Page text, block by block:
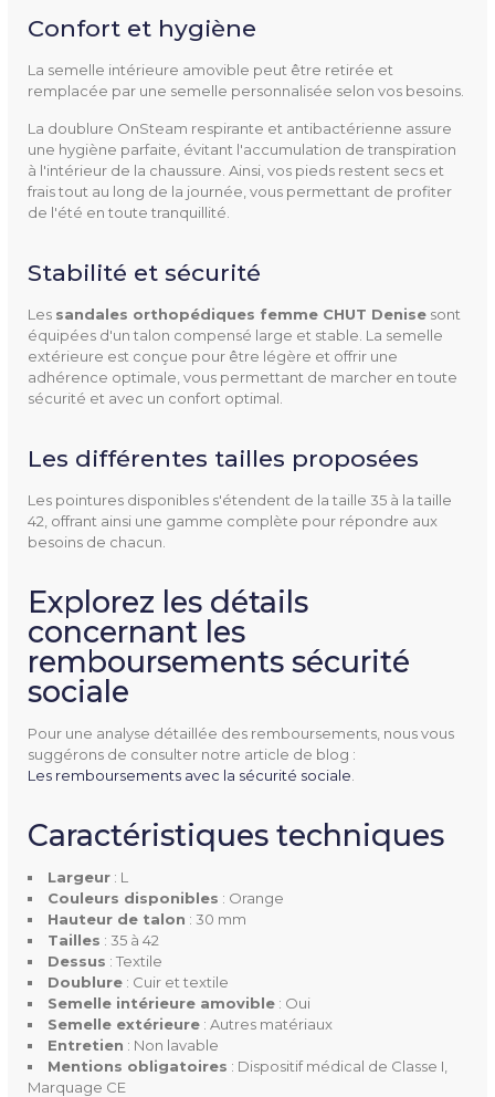
Confort et hygiène
La semelle intérieure amovible peut être retirée et
remplacée par une semelle personnalisée selon vos besoins.
La doublure OnSteam respirante et antibactérienne assure
une hygiène parfaite, évitant l'accumulation de transpiration
à l'intérieur de la chaussure. Ainsi, vos pieds restent secs et
frais tout au long de la journée, vous permettant de profiter
de l'été en toute tranquillité.
Stabilité et sécurité
Les sandales orthopédiques femme CHUT Denisesont
équipées d'un talon compensé large et stable. La semelle
extérieure est conçue pour être légère et offrir une
adhérence optimale, vous permettant de marcher en toute
sécurité et avec un confort optimal.
Les différentes tailles proposées
Les pointures disponibles s'étendent de la taille 35 à la taille
42, offrant ainsi une gamme complète pour répondre aux
besoins de chacun.
Explorez les détails
concernant les
remboursements sécurité
sociale
Pour une analyse détaillée des remboursements, nous vous
suggérons de consulter notre article de blog :
Les remboursements avec la sécurité sociale
Caractéristiques techniques
Largeur: L
Couleurs disponibles : Orange
Hauteur de talon : 30 mm
Tailles : 35 à 42
Dessus : Textile
Doublure: Cuir et textile
Semelle intérieure amovible: Oui
Semelle extérieure: Autres matériaux
Entretien : Non lavable
Mentions obligatoires : Dispositif médical de Classe I,
Marquage CE
Largeur
Hauteur De Talon 30 mm
Dessus Textile
Doublure Cuir et textile
E
Semelle Extérieure Autres matériaux
Entretien Non lavable
I
Code CHUT 7120121